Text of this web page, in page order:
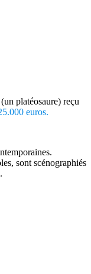
platéosaure) reçu
euros.
sont scénographiés